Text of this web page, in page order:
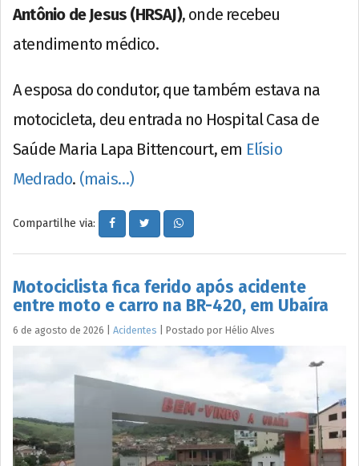
Antônio de Jesus (HRSAJ), onde recebeu
atendimento médico.
A esposa do condutor, que também estava na
motocicleta, deu entrada no Hospital Casa de
Saúde Maria Lapa Bittencourt, em Elísio
Medrado. (mais…)
Compartilhe via:
Motociclista fica ferido após acidente
entre moto e carro na BR-420, em Ubaíra
6 de agosto de 2026 Acidentes Postado por Hélio Alves